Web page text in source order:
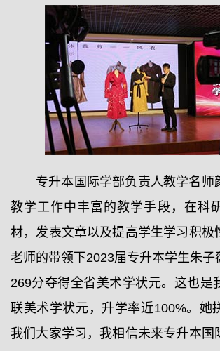
专升本国际学部负责人教学名师
教学工作中丰富的教学手段，在科
材，发表文章以及提高学生学习积极
老师的带领下2023届专升本学生朱子
269分夺得全省美术学状元。这也是
联美术学状元，升学率近100%。她
我们大家学习，我相信未来专升本国